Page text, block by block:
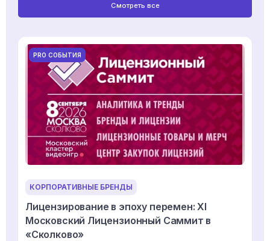
Смотреть все
PRO СОБЫТИЯ
КОРПОРАТИВНЫЕ БРЕНДЫ
Лицензирование в эпоху перемен: XI
Московский Лицензионный Саммит в
«Сколково»